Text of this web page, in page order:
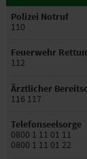
Polizei Notruf
110
Feuerwehr
112
Ärztlicher
116 117
Telefonseelsorge
0800 1 11 01 11
0800 1 11 01 22